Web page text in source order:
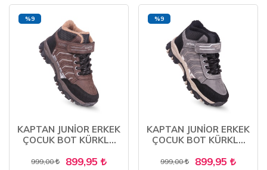
KAPTAN JUNİOR ERKEK
ÇOCUK BOT KÜRKLÜ
999,00 899,95
%9
KAPTAN JUNİOR ERKEK
ÇOCUK BOT KÜRKLÜ
999,00 899,95
%9